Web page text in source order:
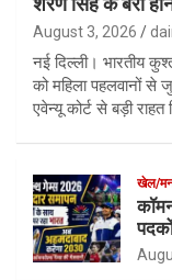
August 3, 2026
नई दिल्ली। भारतीय
को महिला पहलवानों से
एवेन्यू कोर्ट से बड़ी राहत
खेल/